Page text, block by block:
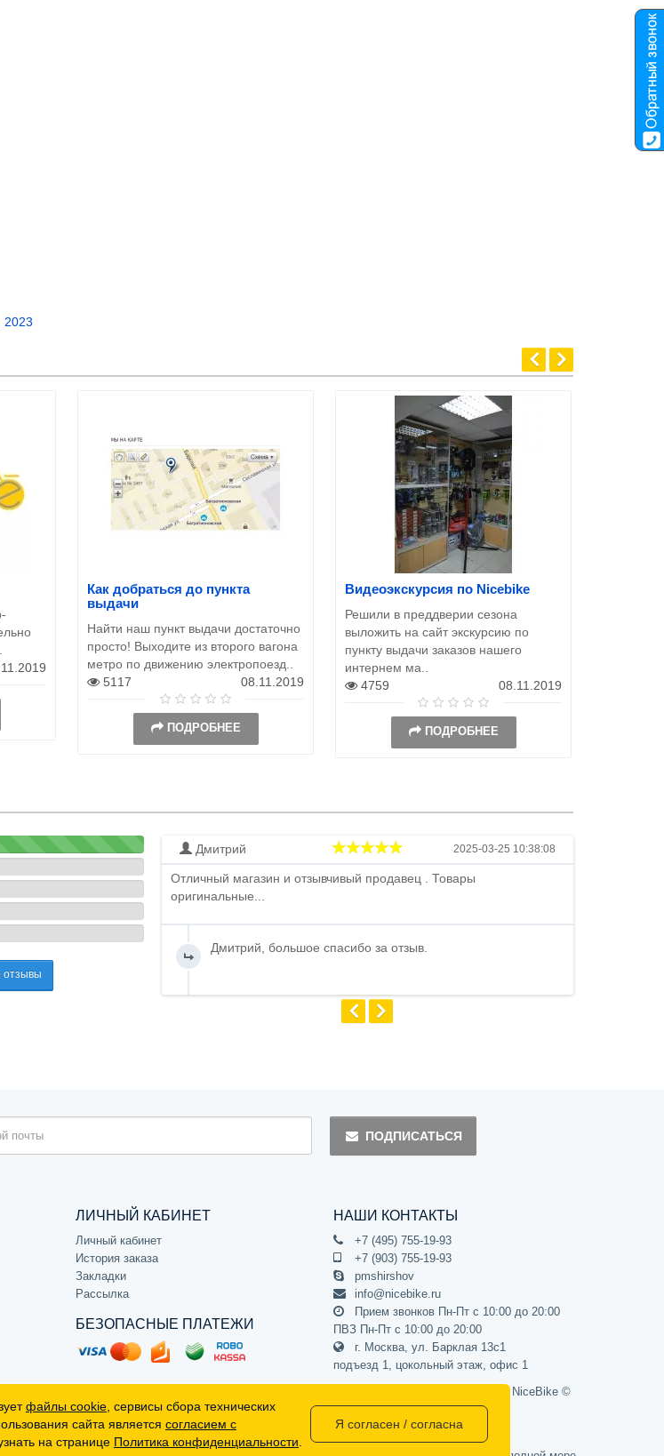
2023
Как добраться до пункта
выдачи
Найти наш пункт выдачи достаточно
просто! Выходите из второго вагона
метро по движению электропоезд..
5117
08.11.2019
ПОДРОБНЕЕ
Видеоэкскурсия по Nicebike
Решили в преддверии сезона
выложить на сайт экскурсию по
пункту выдачи заказов нашего
интернем ма..
4759
08.11.2019
ПОДРОБНЕЕ
отзывы
Дмитрий 2025-03-25 10:38:08
Отличный магазин и отзывчивый продавец . Товары
оригинальные...
Дмитрий, большое спасибо за отзыв.
ПОДПИСАТЬСЯ
ЛИЧНЫЙ КАБИНЕТ
Личный кабинет
История заказа
Закладки
Рассылка
БЕЗОПАСНЫЕ ПЛАТЕЖИ
НАШИ КОНТАКТЫ
+7 (495) 755-19-93
+7 (903) 755-19-93
pmshirshov
info@nicebike.ru
Прием звонков Пн-Пт с 10:00 до 20:00
ПВЗ Пн-Пт с 10:00 до 20:00
г. Москва, ул. Барклая 13с1
подъезд 1, цокольный этаж, офис 1
Официальный интернет-магазин NiceBike ©
2012 - 2026
файлы cookie , сервисы сбора технических
сайта является согласием с
на странице Политика конфиденциальности
Я согласен / согласна